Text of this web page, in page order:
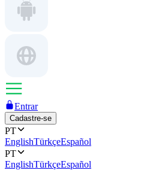
Entrar
Cadastre-se
PT
EnglishTürkçeEspañol
PT
EnglishTürkçeEspañol